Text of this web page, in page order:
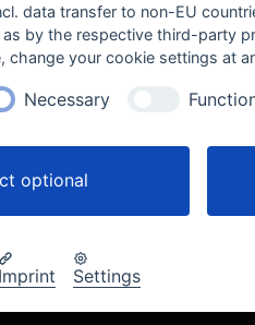
data transfer to non-EU
as by the respective third-party
change your cookie settings at
Necessary
optional
Imprint Settings